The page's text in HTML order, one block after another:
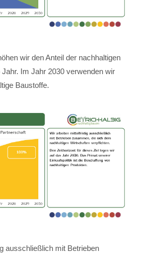
wir den Anteil der nachhaltigen
Im Jahr 2030 verwenden wir
Baustoffe.
ausschließlich mit Betrieben